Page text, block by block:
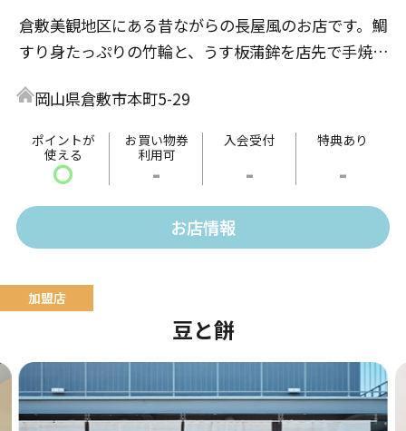
倉敷美観地区にある昔ながらの長屋風のお店です。鯛
すり身たっぷりの竹輪と、うす板蒲鉾を店先で手焼き
地ビール、焼きたて鯛竹輪セットは絶品で、やみつき
になるおいしさです。また、茶房コーナーでは、手作
りのお団子もいただけます。
岡山県倉敷市本町5-29
ポイントが
使える
〇
お買い物券
利用可
-
入会受付
-
特典あり
-
お店情報
豆と餅